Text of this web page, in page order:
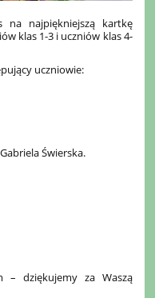
na najpiękniejszą kartkę
klas 1-3 i uczniów klas 4-
uczniowie:
Świerska.
– dziękujemy za Waszą